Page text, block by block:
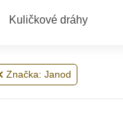
Kuličkové dráhy
Značka: Janod